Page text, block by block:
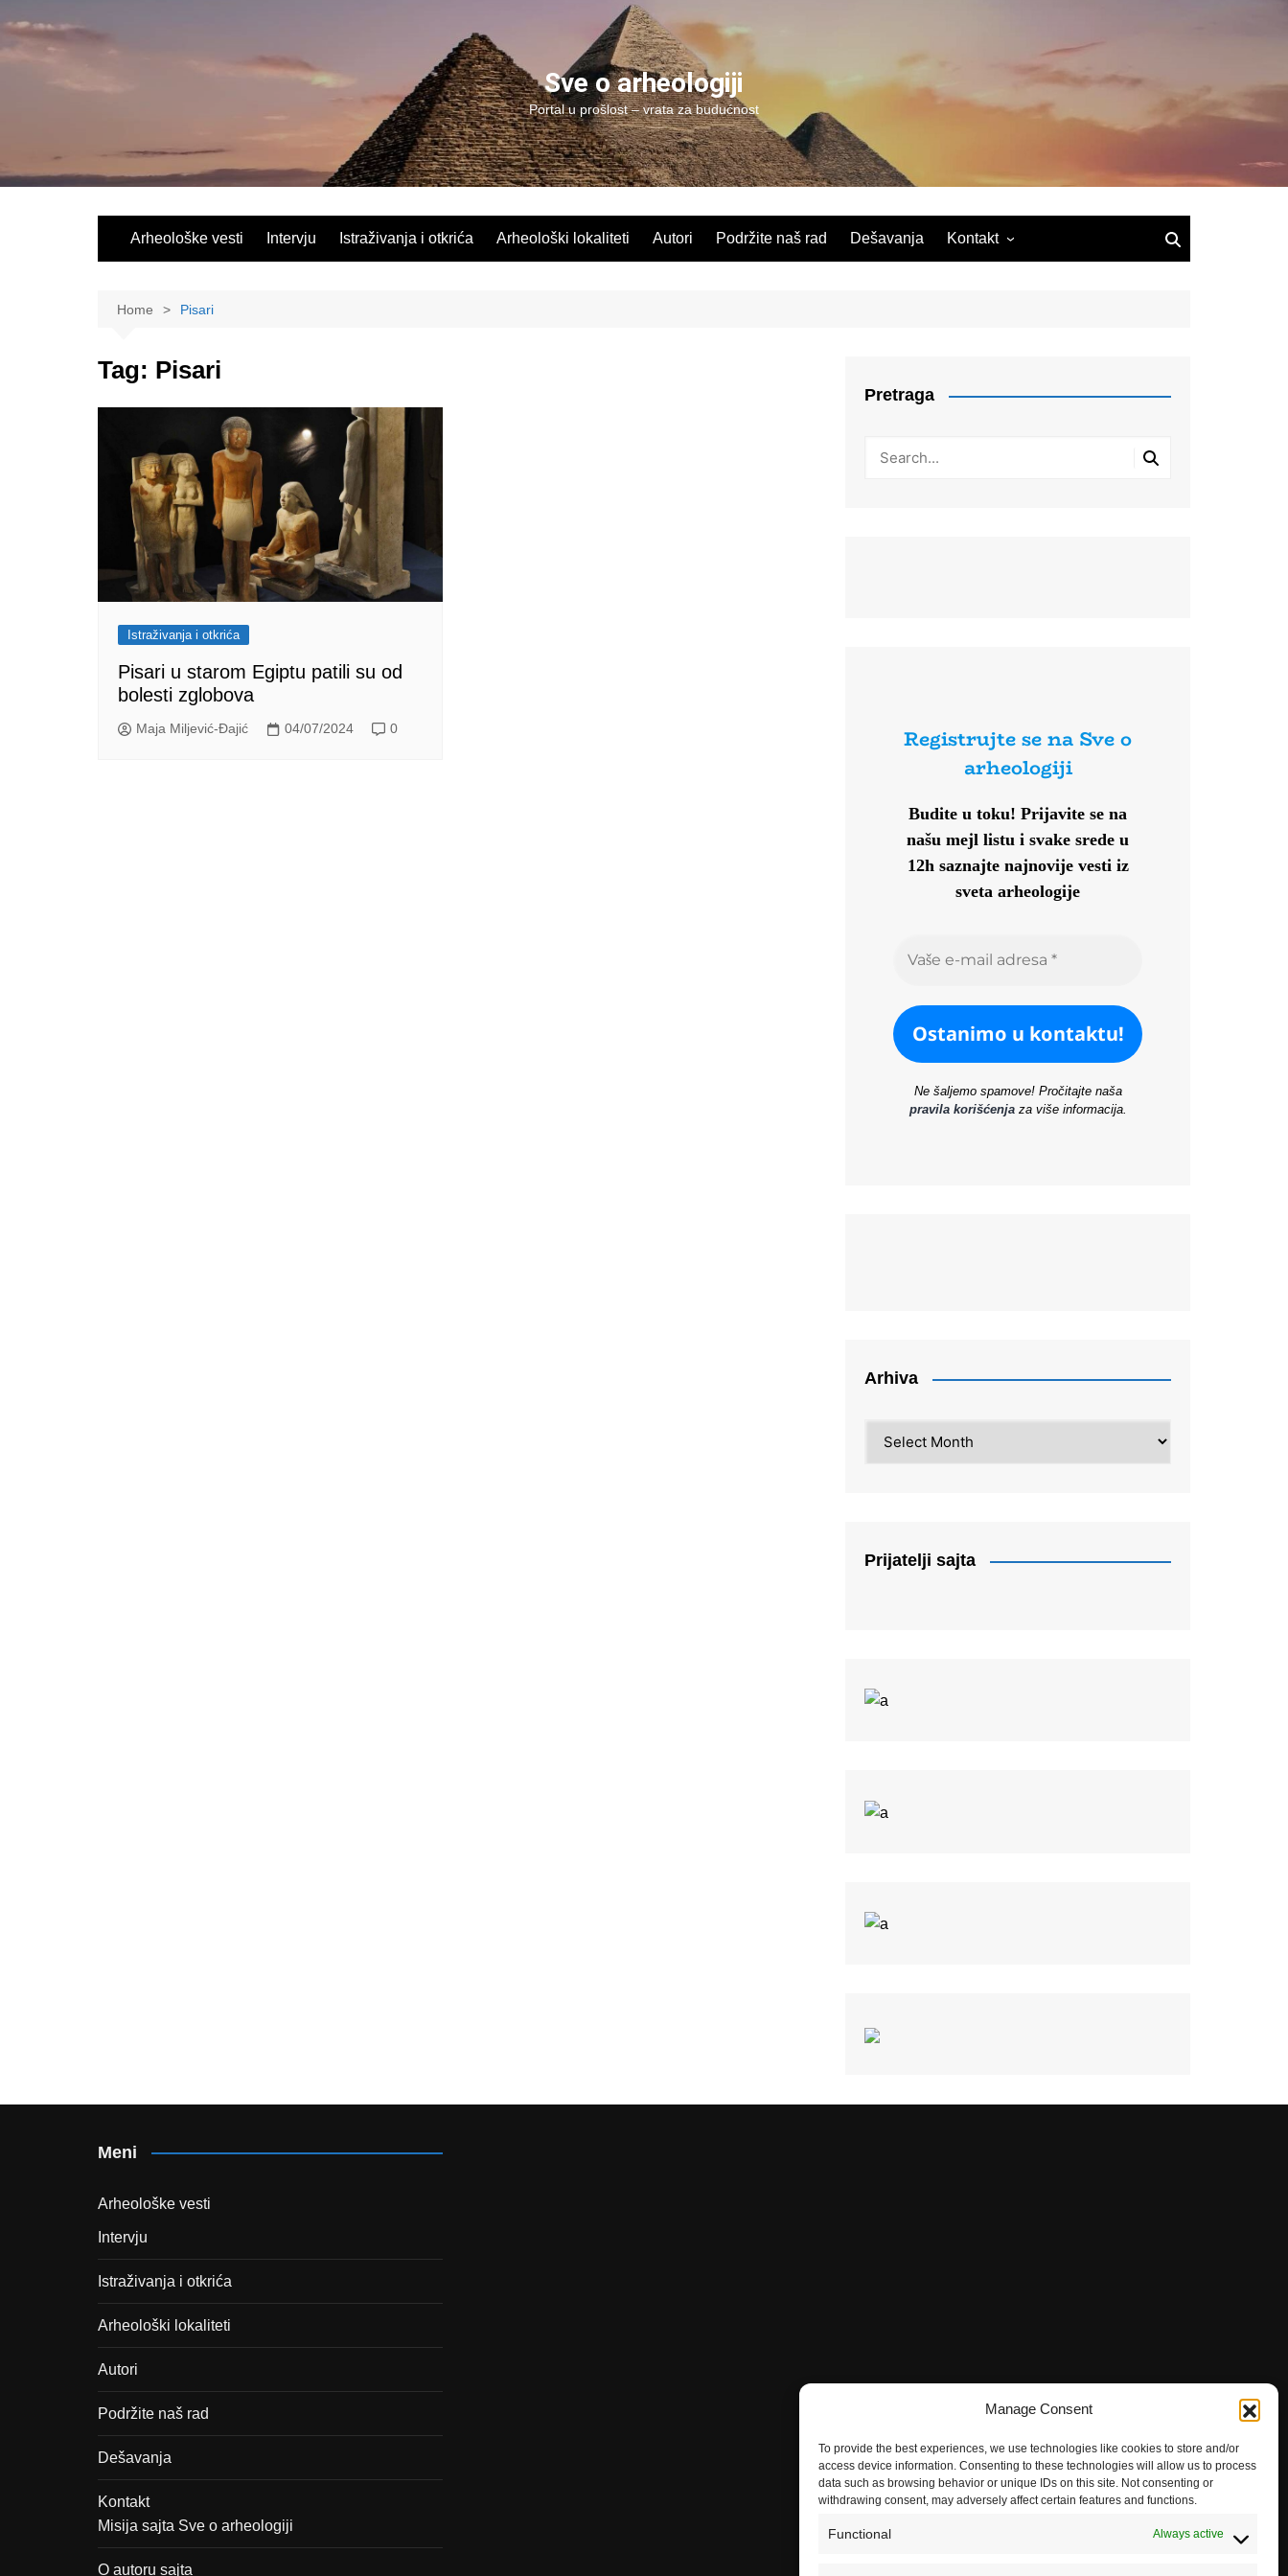
Manage Consent
To provide the best experiences, we use technologies like cookies to store and/or
access device information. Consenting to these technologies will allow us to process
data such as browsing behavior or unique IDs on this site. Not consenting or
withdrawing consent, may adversely affect certain features and functions.
Functional Always active
Sve o arheologiji
Portal u prošlost – vrata za budućnost
Arheološke vesti Intervju Istraživanja i otkrića Arheološki lokaliteti Autori Podržite naš rad Dešavanja Kontakt
Home Pisari
Tag: Pisari
Istraživanja i otkrića
Pisari u starom Egiptu patili su od
bolesti zglobova
Maja Miljević-Đajić 04/07/2024 0
Pretraga
Registrujte se na Sve o
arheologiji
Budite u toku! Prijavite se na
našu mejl listu i svake srede u
12h saznajte najnovije vesti iz
sveta arheologije
Ne šaljemo spamove! Pročitajte naša
pravila korišćenjaza više informacija.
Arhiva
Prijatelji sajta
Meni
Arheološke vesti
Intervju
Istraživanja i otkrića
Arheološki lokaliteti
Autori
Podržite naš rad
Dešavanja
Kontakt
Misija sajta Sve o arheologiji
O autoru sajta